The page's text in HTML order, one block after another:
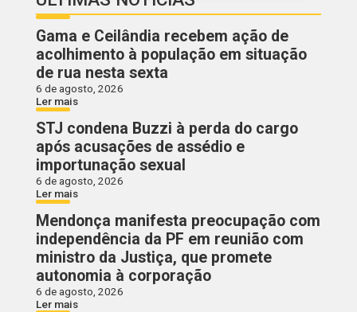
Gama e Ceilândia recebem ação de
acolhimento à população em situação
de rua nesta sexta
6 de agosto, 2026
Ler mais
STJ condena Buzzi à perda do cargo
após acusações de assédio e
importunação sexual
6 de agosto, 2026
Ler mais
Mendonça manifesta preocupação com
independência da PF em reunião com
ministro da Justiça, que promete
autonomia à corporação
6 de agosto, 2026
Ler mais